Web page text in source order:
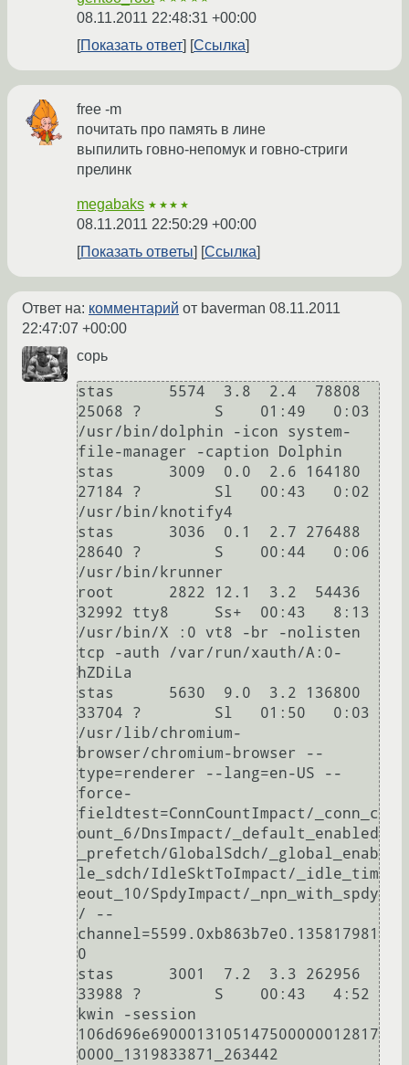
08.11.2011 22:48:31 +00:00
Показать ответ
Ссылка
free -m
почитать про память в лине
выпилить говно-непомук и говно-стриги
прелинк
megabaks ★★★★
08.11.2011 22:50:29 +00:00
Показать ответы
Ссылка
Ответ на: комментарий от baverman 08.11.2011
22:47:07 +00:00
сорь
stas      5574  3.8  2.4  78808
25068 ?        S    01:49   0:03
/usr/bin/dolphin -icon system-
file-manager -caption Dolphin
stas      3009  0.0  2.6 164180
27184 ?        Sl   00:43   0:02
/usr/bin/knotify4
stas      3036  0.1  2.7 276488
28640 ?        S    00:44   0:06
/usr/bin/krunner
root      2822 12.1  3.2  54436
32992 tty8     Ss+  00:43   8:13
/usr/bin/X :0 vt8 -br -nolisten
tcp -auth /var/run/xauth/A:0-
hZDiLa
stas      5630  9.0  3.2 136800
33704 ?        Sl   01:50   0:03
/usr/lib/chromium-
browser/chromium-browser --
type=renderer --lang=en-US --
force-
fieldtest=ConnCountImpact/_conn_c
ount_6/DnsImpact/_default_enabled
_prefetch/GlobalSdch/_global_enab
le_sdch/IdleSktToImpact/_idle_tim
eout_10/SpdyImpact/_npn_with_spdy
/ --
channel=5599.0xb863b7e0.135817981
0
stas      3001  7.2  3.3 262956
33988 ?        S    00:43   4:52
kwin -session
106d696e6900013105147500000012817
0000_1319833871_263442